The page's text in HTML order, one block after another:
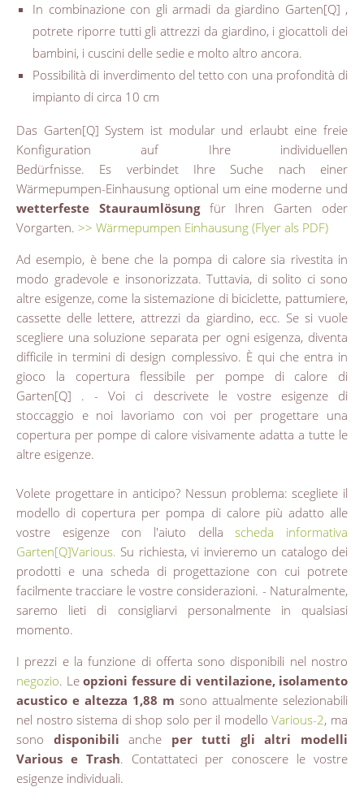
In combinazione con gli armadi da giardino Garten[Q] ,
potrete riporre tutti gli attrezzi da giardino, i giocattoli dei
bambini, i cuscini delle sedie e molto altro ancora.
Possibilità di inverdimento del tetto con una profondità di
impianto di circa 10 cm
Das Garten[Q] System ist modular und erlaubt eine freie
Konfiguration auf Ihre individuellen
Bedürfnisse. Es verbindet Ihre Suche nach einer
Wärmepumpen-Einhausung optional um eine moderne und
wetterfeste Stauraumlösungfür Ihren Garten oder
Vorgarten. >> Wärmepumpen Einhausung (Flyer als PDF)
Ad esempio, è bene che la pompa di calore sia rivestita in
modo gradevole e insonorizzata. Tuttavia, di solito ci sono
altre esigenze, come la sistemazione di biciclette, pattumiere,
cassette delle lettere, attrezzi da giardino, ecc. Se si vuole
scegliere una soluzione separata per ogni esigenza, diventa
difficile in termini di design complessivo. È qui che entra in
gioco la copertura flessibile per pompe di calore di
Garten[Q] . - Voi ci descrivete le vostre esigenze di
stoccaggio e noi lavoriamo con voi per progettare una
copertura per pompe di calore visivamente adatta a tutte le
altre esigenze.
Volete progettare in anticipo? Nessun problema: scegliete il
modello di copertura per pompa di calore più adatto alle
vostre esigenze con l'aiuto dellascheda informativa
Garten[Q]Various. Su richiesta, vi invieremo un catalogo dei
prodotti e una scheda di progettazione con cui potrete
facilmente tracciare le vostre considerazioni. - Naturalmente,
saremo lieti di consigliarvi personalmente in qualsiasi
momento.
I prezzi e la funzione di offerta sono disponibili nel nostro
negozio. Le opzioni fessure di ventilazione, isolamento
acustico e altezza 1,88 m sono attualmente selezionabili
nel nostro sistema di shop solo per il modelloVarious-2, ma
sono disponibili anche per tutti gli altri modelli
Various e Trash. Contattateci per conoscere le vostre
esigenze individuali.